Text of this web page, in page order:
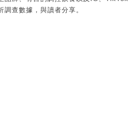
查數據，與讀者分享。